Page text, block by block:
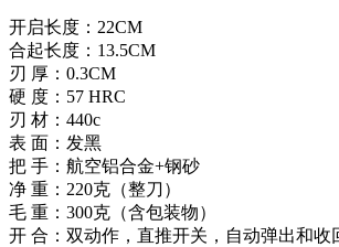
开启长度：22CM
合起长度：13.5CM
刃 厚：0.3CM
硬 度：57 HRC
刃 材：440c
表 面：发黑
把 手：航空铝合金+钢砂
净 重：220克（整刀）
毛 重：300克（含包装物）
开 合：双动作，直推开关，自动弹出和